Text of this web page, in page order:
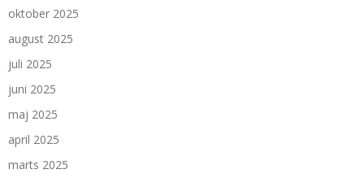
oktober 2025
august 2025
juli 2025
juni 2025
maj 2025
april 2025
marts 2025